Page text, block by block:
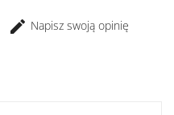
Napisz swoją opinię